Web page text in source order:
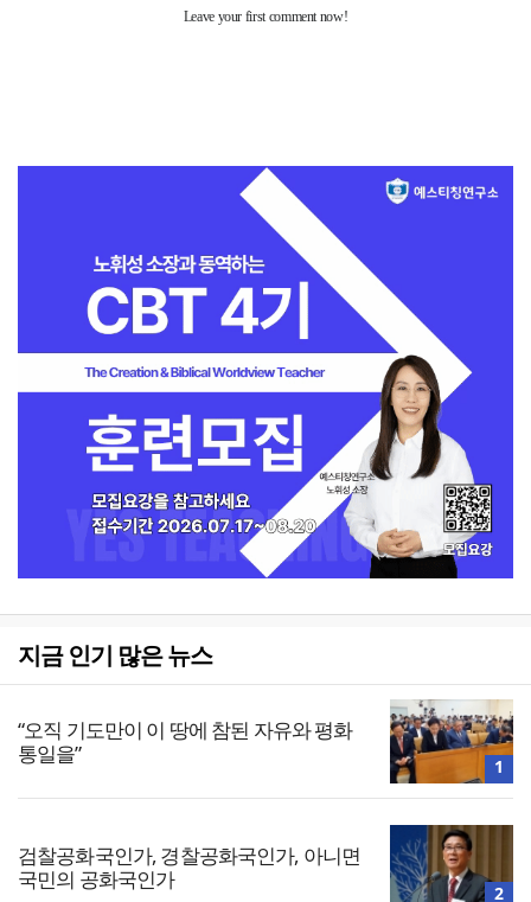
지금 인기 많은 뉴스
“오직 기도만이 이 땅에 참된 자유와 평화
통일을”
1
검찰공화국인가, 경찰공화국인가, 아니면
국민의 공화국인가
2